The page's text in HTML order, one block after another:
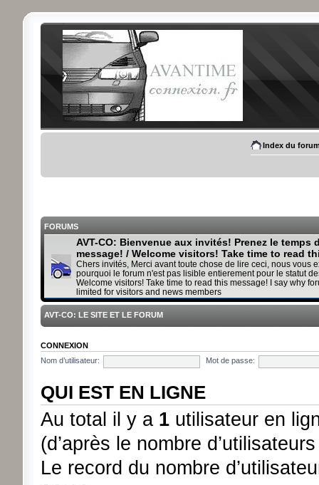
Index du
FORUMS
AVT-CO: Bienvenue aux invités! Prenez le temps
message! / Welcome visitors! Take time to read
Chers invités, Merci avant toute chose de lire ceci, nous vous
pourquoi le forum n'est pas lisible entierement pour le statut
Welcome visitors! Take time to read this message! I say why
limited for visitors and news members
AVT-CO: LE SITE ET LE FORUM
CONNEXION
Nom d’utilisateur:
Mot de passe:
QUI EST EN LIGNE
Au total il y a 1utilisateur en
(d’après le nombre
Le record du nombre